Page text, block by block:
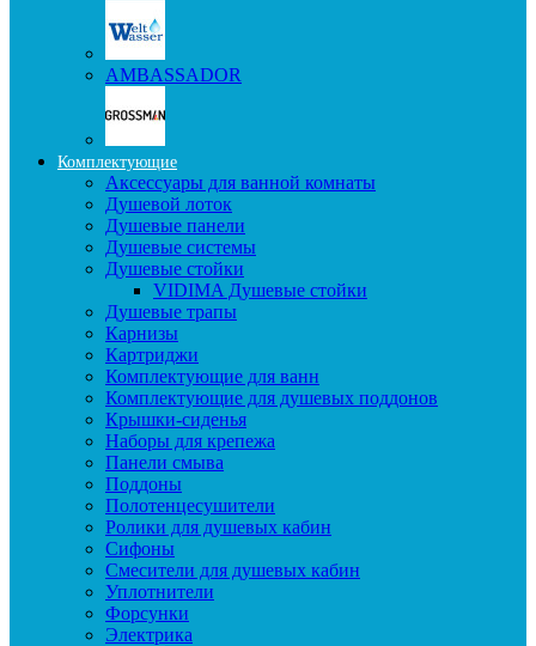
AMBASSADOR
Комплектующие
Аксессуары для ванной комнаты
Душевой лоток
Душевые панели
Душевые системы
Душевые стойки
VIDIMA Душевые стойки
Душевые трапы
Карнизы
Картриджи
Комплектующие для ванн
Комплектующие для душевых поддонов
Крышки-сиденья
Наборы для крепежа
Панели смыва
Поддоны
Полотенцесушители
Ролики для душевых кабин
Сифоны
Смесители для душевых кабин
Уплотнители
Форсунки
Электрика